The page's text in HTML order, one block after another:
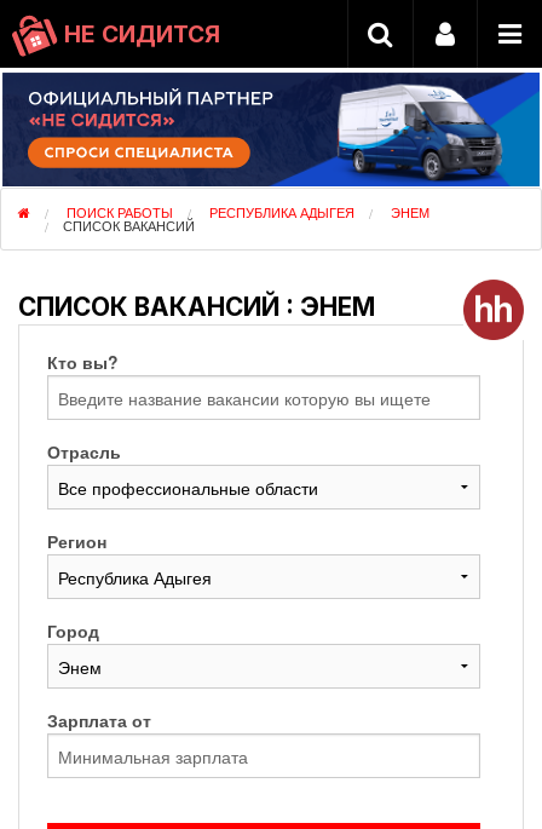
НЕ СИДИТСЯ
ПОИСК РАБОТЫ РЕСПУБЛИКА АДЫГЕЯ ЭНЕМ
СПИСОК ВАКАНСИЙ
СПИСОК ВАКАНСИЙ : ЭНЕМ
Кто вы?
Отрасль
Регион
Город
Зарплата от